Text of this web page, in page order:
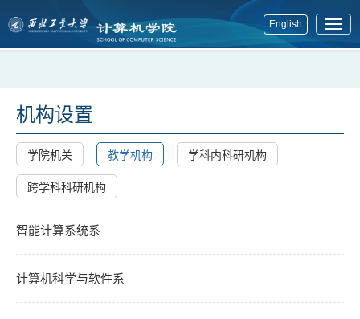
English
展
机构设置
学院机关 教学机构 学科内科研机构
跨学科科研机构
智能计算系统系
计算机科学与软件系